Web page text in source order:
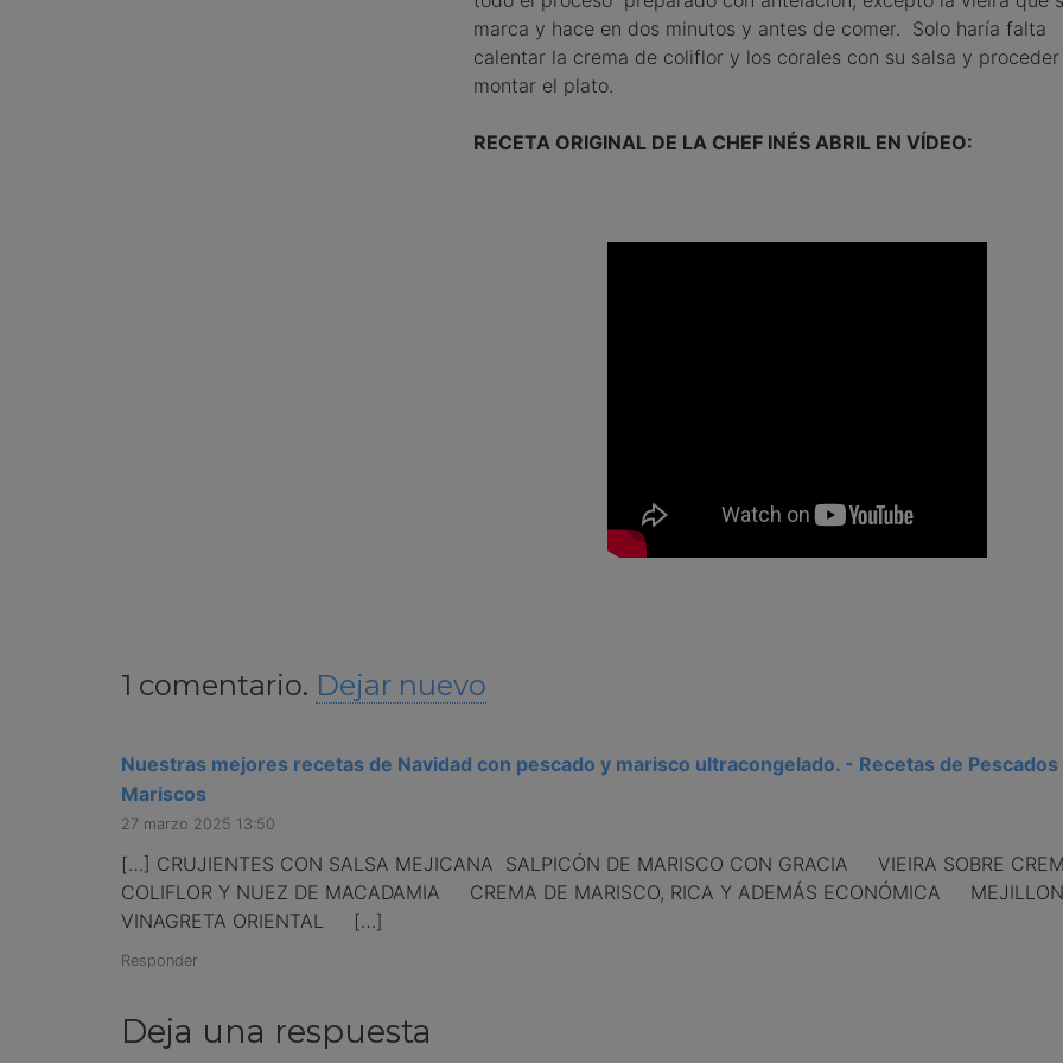
marca y hace en dos minutos y antes de comer. Solo haría falta
calentar la crema de coliflor y los corales con su salsa y
montar el plato.
RECETA ORIGINAL DE LA CHEF INÉS ABRIL EN VÍDEO:
1 comentario. Dejar nuevo
Nuestras mejores recetas de Navidad con pescado y marisco ultracongelado. - Recetas de Pescados
Mariscos
27 marzo 2025 13:50
[…] CRUJIENTES CON SALSA MEJICANA SALPICÓN DE MARISCO CON GRACIA VIEIRA SOBRE
COLIFLOR Y NUEZ DE MACADAMIA CREMA DE MARISCO, RICA Y ADEMÁS ECONÓMICA
VINAGRETA ORIENTAL […]
Responder
Deja una respuesta